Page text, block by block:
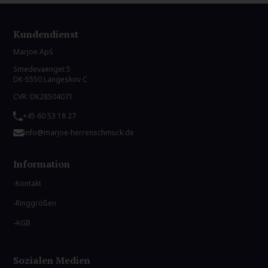
Kundendienst
Marjoe ApS
Smedevaenget 5
DK-5550 Langeskov C
CVR: DK28504071
+45 60 53 18 27
info@marjoe-herrenschmuck.de
Information
Kontakt
Ringgrößen
AGB
Sozialen Medien